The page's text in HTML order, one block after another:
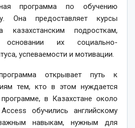
программа по обучению
Она предоставляет курсы
казахстанским подросткам,
их социально-
успеваемости и мотивации.
открывает путь к
тем, кто в этом нуждается
в Казахстане около
обучились английскому
навыкам, нужным для